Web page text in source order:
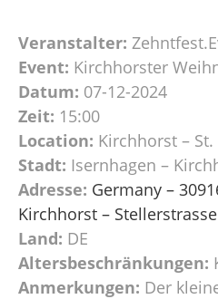
Veranstalter:
Event: Kirchhorster
Datum: 07-12-2024
Zeit: 15:00
Location: Kirchhorst –
Stadt: Isernhagen –
Adresse: Germany –
Kirchhorst –
Land: DE
Altersbeschränkungen:
Anmerkungen: Der